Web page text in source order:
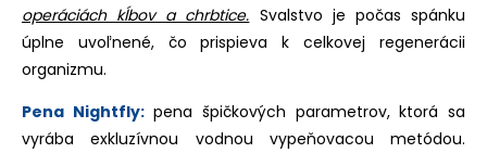
operáciách kĺbov a chrbtice. Svalstvo je počas spánku
úplne uvoľnené, čo prispieva k celkovej regenerácii
organizmu.
Pena Nightfly:pena špičkových parametrov, ktorá sa
vyrába exkluzívnou vodnou vypeňovacou metódou.